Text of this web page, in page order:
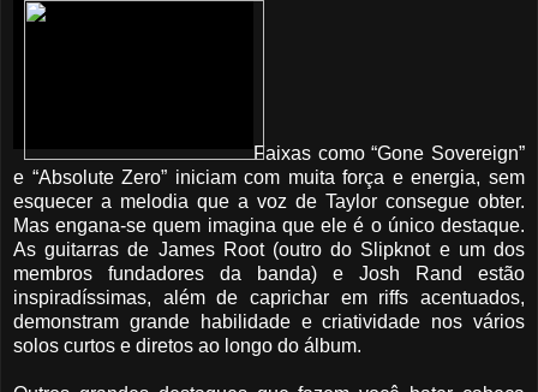
Faixas como “Gone Sovereign”
e “Absolute Zero” iniciam com muita força e energia, sem
esquecer a melodia que a voz de Taylor consegue obter.
Mas engana-se quem imagina que ele é o único destaque.
As guitarras de James Root (outro do Slipknot e um dos
membros fundadores da banda) e Josh Rand estão
inspiradíssimas, além de caprichar em riffs acentuados,
demonstram grande habilidade e criatividade nos vários
solos curtos e diretos ao longo do álbum.